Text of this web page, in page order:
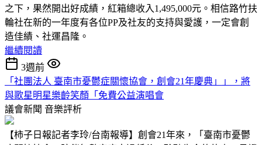
之下，果然開出好成績，紅箱總收入1,495,000元。相信路竹扶
輪社在新的一年度有各位PP及社友的支持與愛護，一定會創
造佳績、社運昌隆。
繼續閱讀
3週前
「社團法人 臺南市憂鬱症關懷協會，創會21年慶典」」，將
與歌星明星樂齡笑顏「免費公益演唱會
議會新聞 音樂評析
【柿子日報記者李玲/台南報導】創會21年來，「臺南市憂鬱